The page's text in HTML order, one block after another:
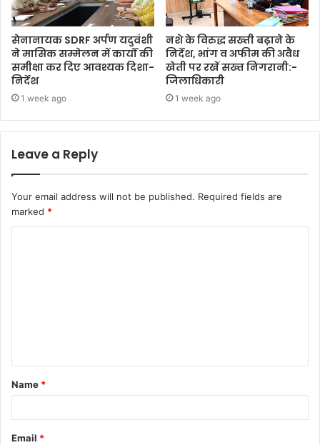
सेनानायक SDRF अर्पण यदुवंशी
ने मासिक सम्मेलन में कार्यों की
समीक्षा कर दिए आवश्यक दिशा-
निर्देश
1 week ago
नशे के विरुद्ध सख्ती बढ़ाने के
निर्देश, भांग व अफीम की अवैध
खेती पर रखें सख्त निगरानी:-
जिलाधिकारी
1 week ago
Leave a Reply
Your email address will not be published. Required fields are
marked *
t
*
Name *
Email *